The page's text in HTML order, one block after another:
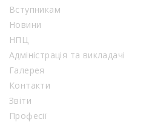
Вступникам
Новини
НПЦ
Адміністрація та викладачі
Галерея
Контакти
Звіти
Професії